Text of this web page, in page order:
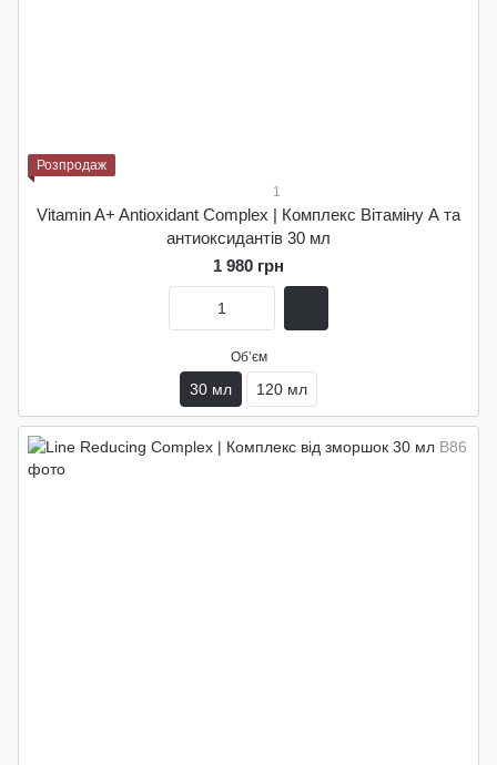
Розпродаж
1
Vitamin A+ Antioxidant Complex | Комплекс Вітаміну А та
антиоксидантів 30 мл
1 980 грн
Обʼєм
30 мл 120 мл